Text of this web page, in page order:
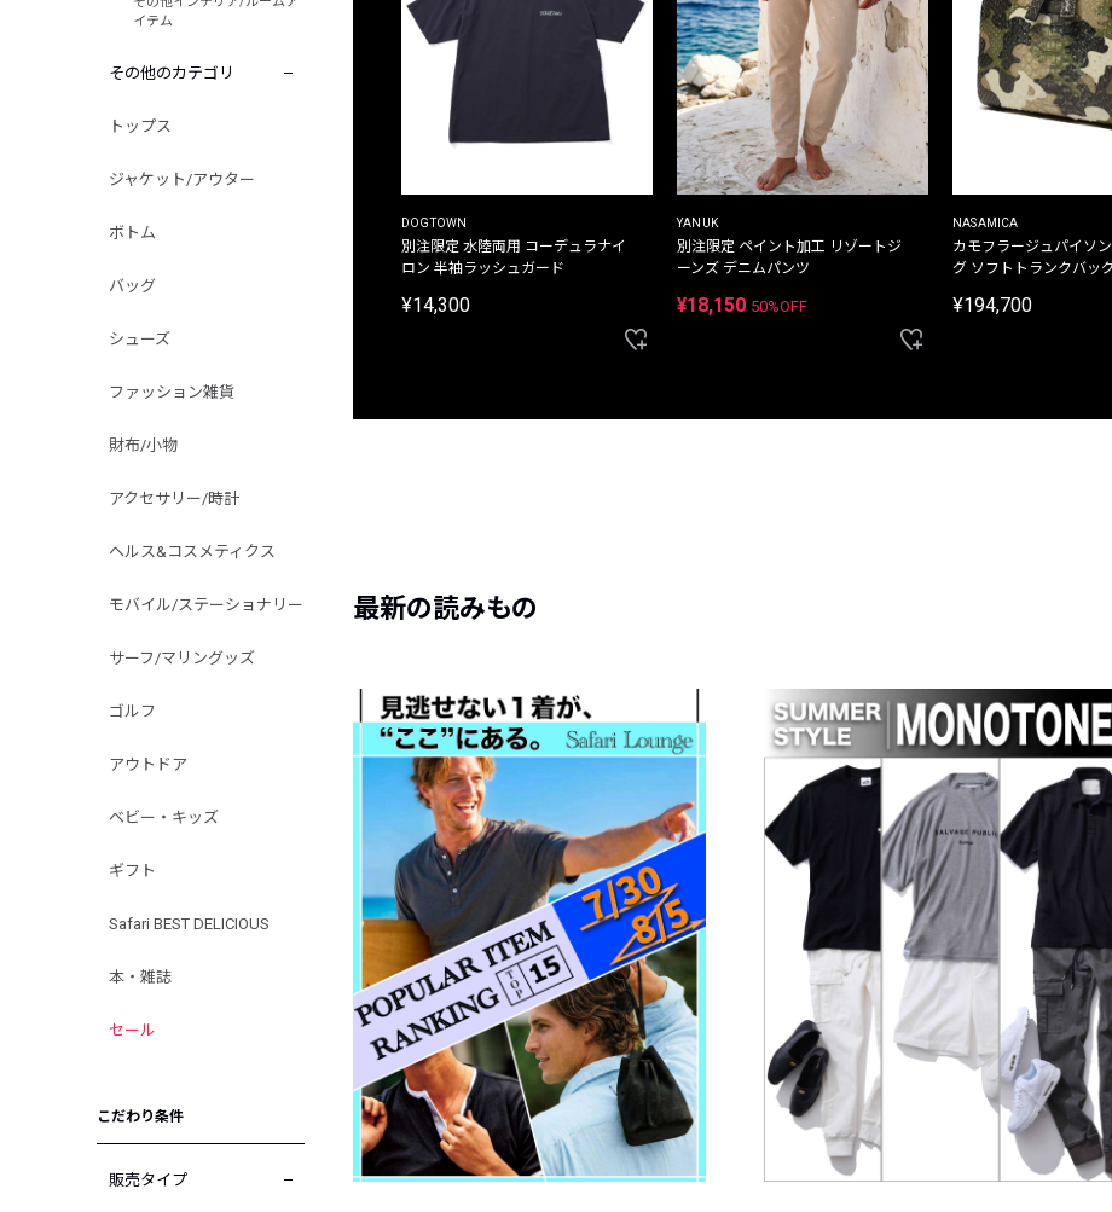
イテム
その他のカテゴリ
トップス
ジャケット/アウター
ボトム
バッグ
シューズ
ファッション雑貨
財布/小物
アクセサリー/時計
ヘルス&コスメティクス
モバイル/ステーショナリー
サーフ/マリングッズ
ゴルフ
アウトドア
ベビー・キッズ
ギフト
Safari BEST DELICIOUS
本・雑誌
セール
こだわり条件
販売タイプ
DOGTOWN
別注限定 水陸両用 コーデュラナイ
ロン 半袖ラッシュガード
¥14,300
YANUK
別注限定 ペイント加工 リゾートジ
ーンズ デニムパンツ
¥18,150 50%OFF
NASAMICA
カモフラージュパイソ
グ ソフトトランクバッ
¥194,700
最新の読みもの